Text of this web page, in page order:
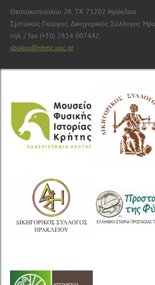
Θεοτοκοπούλου 28, ΤΚ 71202 Ηράκλειο
Σμπώκος Γιώργος, Δικηγορικός Σύλλογος
τηλ. / fax (+30) 2814 007442,
sbokos@nhmc.uoc.gr